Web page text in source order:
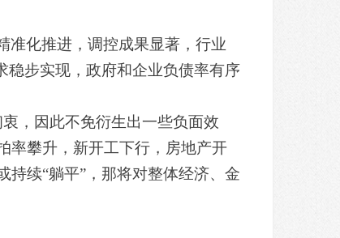
准化推进，调控成果显著，行业
稳步实现，政府和企业负债率有序
，因此不免衍生出一些负面效
率攀升，新开工下行，房地产开
续“躺平”，那将对整体经济、金